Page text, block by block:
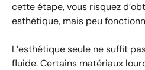
cette étape, vous risquez
esthétique, mais peu
L’esthétique seule ne suffit
fluide. Certains matériaux